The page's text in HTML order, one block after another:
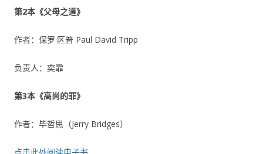
第2本《父母之道》
作者：保罗·区普 Paul David Tripp
负责人：奕霏
第3本《高尚的罪》
作者：毕哲思（Jerry Bridges）
点击此处阅读电子书